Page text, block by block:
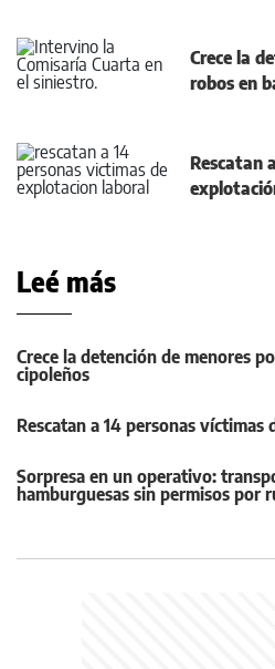
Crece la
robos en
Rescatan
Leé más
Crece la detención de menores
cipoleños
Rescatan a 14 personas
Sorpresa en un operativo:
hamburguesas sin permisos por